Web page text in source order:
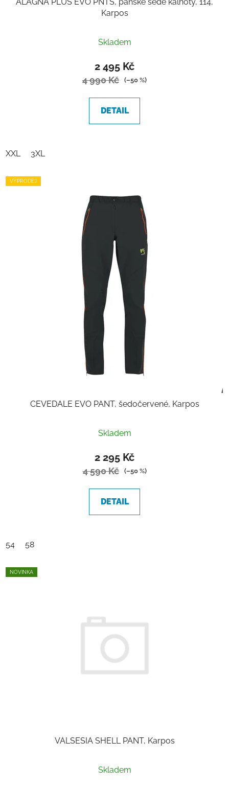
Karpos
Skladem
2 495 Kč
4 990 Kč (–50 %)
DETAIL
XXL 3XL
VÝPRODEJ
CEVEDALE EVO PANT, šedočervené, Karpos
Skladem
2 295 Kč
4 590 Kč (–50 %)
DETAIL
54 58
NOVINKA
VALSESIA SHELL PANT, Karpos
Skladem